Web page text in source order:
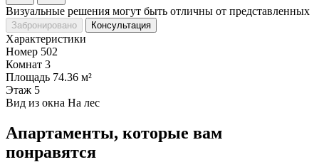
Визуальные решения могут быть отличны от представленных
Забронировано Консультация
Характеристики
Номер 502
Комнат 3
Площадь 74.36 м²
Этаж 5
Вид из окна На лес
Апартаменты, которые вам
понравятся